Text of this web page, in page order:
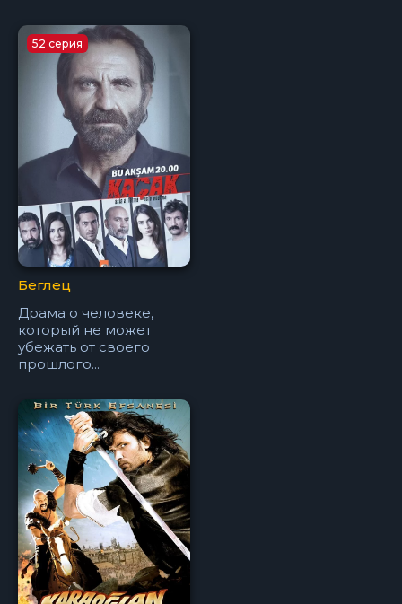
52 серия
Беглец
Драма о человеке,
который не может
убежать от своего
прошлого...